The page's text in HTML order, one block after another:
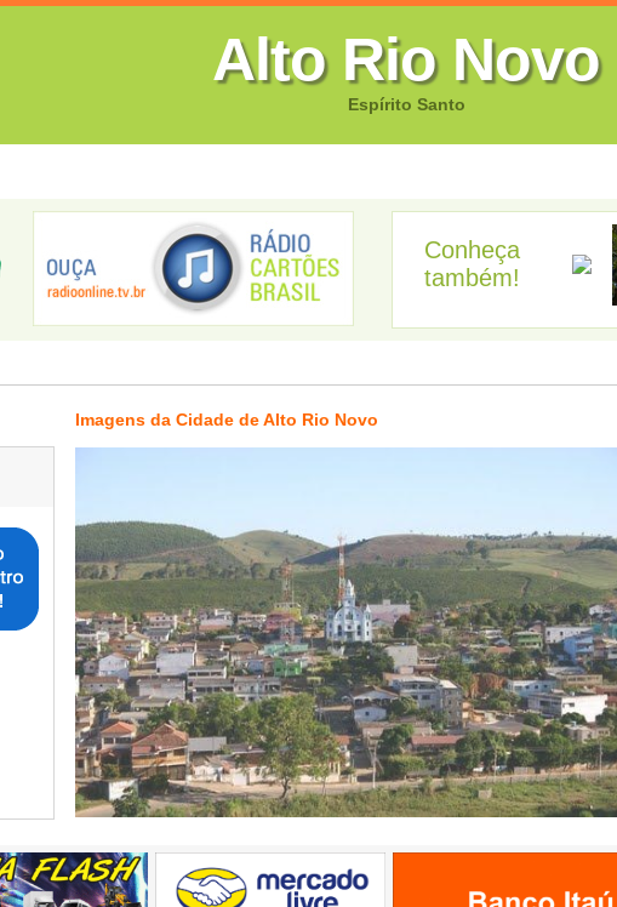
Alto Rio Novo
Espírito Santo
Conheça
também!
Afonso Cláudi...
Imagens da Cidade de Alto Rio Novo